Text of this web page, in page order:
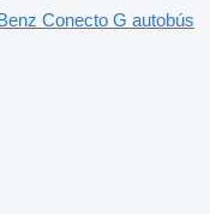
Conecto G autobús